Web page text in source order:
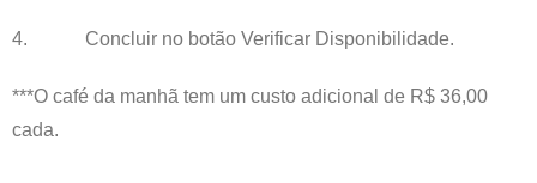
4. Concluir no botão Verificar Disponibilidade.
***O café da manhã tem um custo adicional de R$ 36,00
cada.